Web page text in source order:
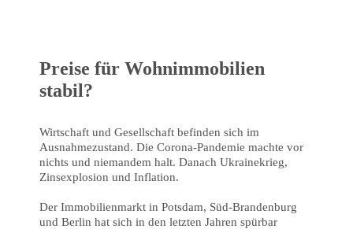
Preise für Wohnimmobilien
stabil?
Wirtschaft und Gesellschaft befinden sich im
Ausnahmezustand. Die Corona-Pandemie machte vor
nichts und niemandem halt. Danach Ukrainekrieg,
Zinsexplosion und Inflation.
Der Immobilienmarkt in Potsdam, Süd-Brandenburg
und Berlin hat sich in den letzten Jahren spürbar